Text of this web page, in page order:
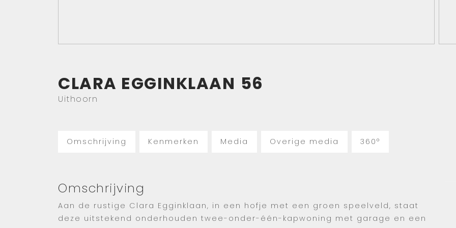
CLARA EGGINKLAAN 56
Uithoorn
Omschrijving Kenmerken Media Overige media 360°
Omschrijving
Aan de rustige Clara Egginklaan, in een hofje met een groen speelveld, staat
deze uitstekend onderhouden twee-onder-één-kapwoning met garage en een